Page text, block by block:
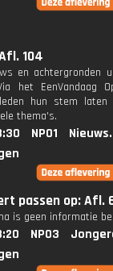
104
en achtergronden
het EenVandaag
hun stem laten
thema's.
NPO1
passen op: Afl.
is geen informatie
NPO3